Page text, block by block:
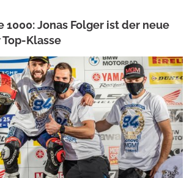
1000: Jonas Folger ist der neue
Klasse